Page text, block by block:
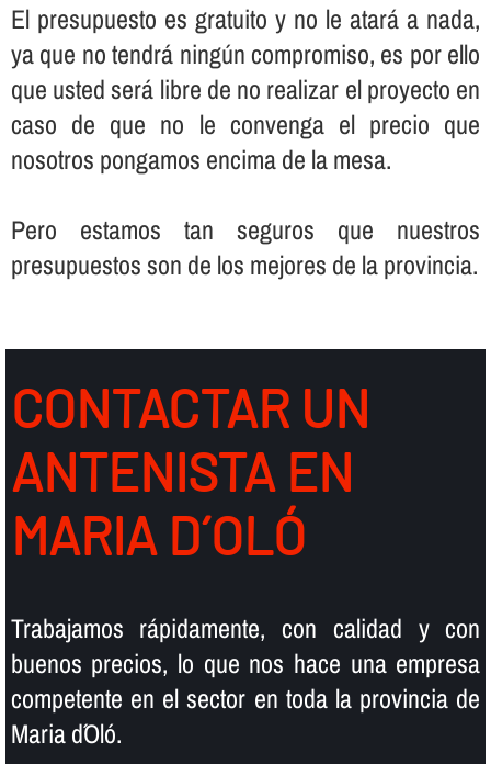
El presupuesto es gratuito y no le atará a nada,
ya que no tendrá ningún compromiso, es por ello
que usted será libre de no realizar el proyecto en
caso de que no le convenga el precio que
nosotros pongamos encima de la mesa.
Pero estamos tan seguros que nuestros
presupuestos son de los mejores de la provincia.
CONTACTAR UN
ANTENISTA EN
MARIA D´OLÓ
Trabajamos rápidamente, con calidad y con
buenos precios, lo que nos hace una empresa
competente en el sector en toda la provincia de
Maria d´Oló.